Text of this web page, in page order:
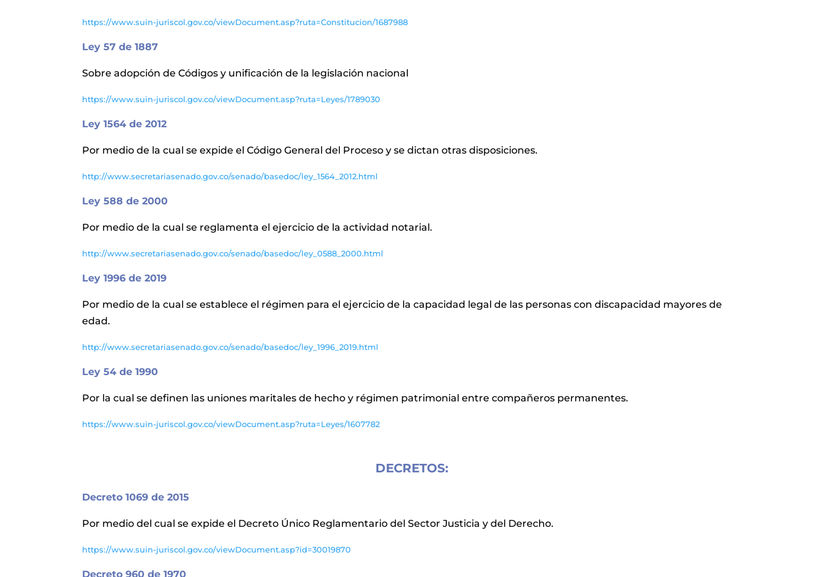
https://www.suin-juriscol.gov.co/viewDocument.asp?ruta=Constitucion/1687988
Ley 57 de 1887
Sobre adopción de Códigos y unificación de la legislación nacional
https://www.suin-juriscol.gov.co/viewDocument.asp?ruta=Leyes/1789030
Ley 1564 de 2012
Por medio de la cual se expide el Código General del Proceso y se dictan otras disposiciones.
http://www.secretariasenado.gov.co/senado/basedoc/ley_1564_2012.html
Ley 588 de 2000
Por medio de la cual se reglamenta el ejercicio de la actividad notarial.
http://www.secretariasenado.gov.co/senado/basedoc/ley_0588_2000.html
Ley 1996 de 2019
Por medio de la cual se establece el régimen para el ejercicio de la capacidad legal de las personas con discapacidad mayores de
edad.
http://www.secretariasenado.gov.co/senado/basedoc/ley_1996_2019.html
Ley 54 de 1990
Por la cual se definen las uniones maritales de hecho y régimen patrimonial entre compañeros permanentes.
https://www.suin-juriscol.gov.co/viewDocument.asp?ruta=Leyes/1607782
DECRETOS:
Decreto 1069 de 2015
Por medio del cual se expide el Decreto Único Reglamentario del Sector Justicia y del Derecho.
https://www.suin-juriscol.gov.co/viewDocument.asp?id=30019870
Decreto 960 de 1970